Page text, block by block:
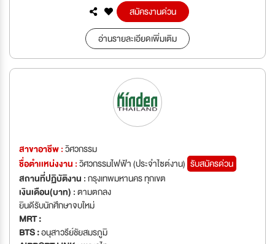
สมัครงานด่วน
อ่านรายละเอียดเพิ่มเติม
สาขาอาชีพ :วิศวกรรม
ชื่อตำเเหน่งงาน :วิศวกรรมไฟฟ้า (ประจำไซต์งาน) รับสมัครด่วน
สถานที่ปฏิบัติงาน :กรุงเทพมหานคร ทุกเขต
เงินเดือน(บาท) :ตามตกลง
ยินดีรับนักศึกษาจบใหม่
MRT :
BTS :อนุสาวรีย์ชัยสมรภูมิ